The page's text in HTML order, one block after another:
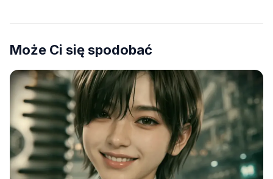
Może Ci się spodobać